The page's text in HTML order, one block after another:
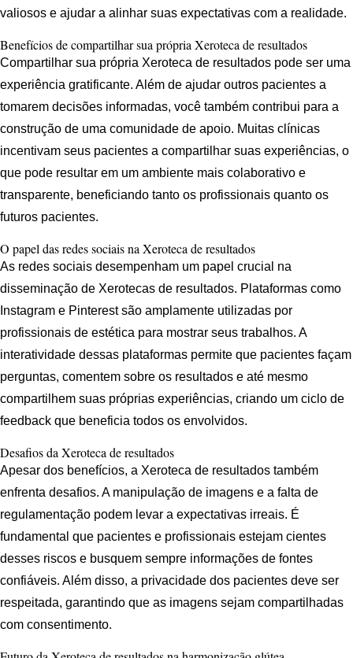
valiosos e ajudar a alinhar suas expectativas com a realidade.
Benefícios de compartilhar sua própria Xeroteca de resultados
Compartilhar sua própria Xeroteca de resultados pode ser uma
experiência gratificante. Além de ajudar outros pacientes a
tomarem decisões informadas, você também contribui para a
construção de uma comunidade de apoio. Muitas clínicas
incentivam seus pacientes a compartilhar suas experiências, o
que pode resultar em um ambiente mais colaborativo e
transparente, beneficiando tanto os profissionais quanto os
futuros pacientes.
O papel das redes sociais na Xeroteca de resultados
As redes sociais desempenham um papel crucial na
disseminação de Xerotecas de resultados. Plataformas como
Instagram e Pinterest são amplamente utilizadas por
profissionais de estética para mostrar seus trabalhos. A
interatividade dessas plataformas permite que pacientes façam
perguntas, comentem sobre os resultados e até mesmo
compartilhem suas próprias experiências, criando um ciclo de
feedback que beneficia todos os envolvidos.
Desafios da Xeroteca de resultados
Apesar dos benefícios, a Xeroteca de resultados também
enfrenta desafios. A manipulação de imagens e a falta de
regulamentação podem levar a expectativas irreais. É
fundamental que pacientes e profissionais estejam cientes
desses riscos e busquem sempre informações de fontes
confiáveis. Além disso, a privacidade dos pacientes deve ser
respeitada, garantindo que as imagens sejam compartilhadas
com consentimento.